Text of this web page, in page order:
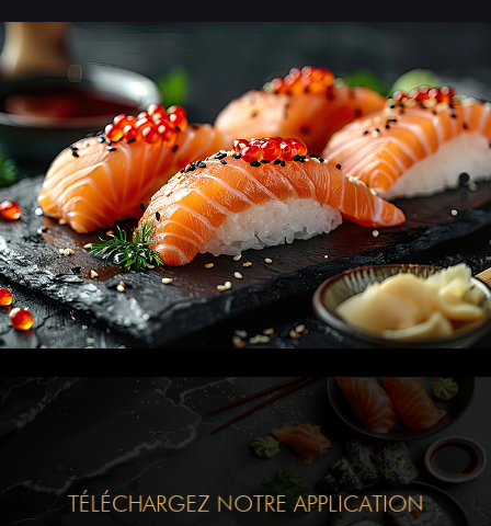
TÉLÉCHARGEZ NOTRE APPLICATION